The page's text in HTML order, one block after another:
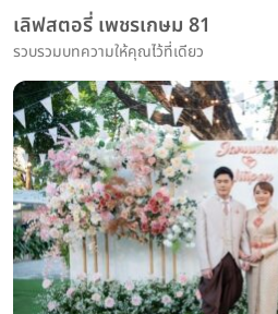
เลิฟสตอรี่ เพชรเกษม 81
รวบรวมบทความให้คุณไว้ที่เดียว